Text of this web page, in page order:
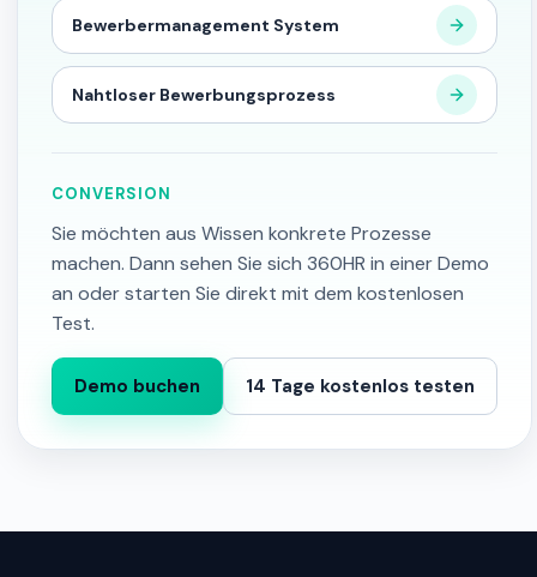
Bewerbermanagement System
Nahtloser Bewerbungsprozess
CONVERSION
Sie möchten aus Wissen konkrete Prozesse
machen. Dann sehen Sie sich 360HR in einer Demo
an oder starten Sie direkt mit dem kostenlosen
Test.
Demo buchen 14 Tage kostenlos testen